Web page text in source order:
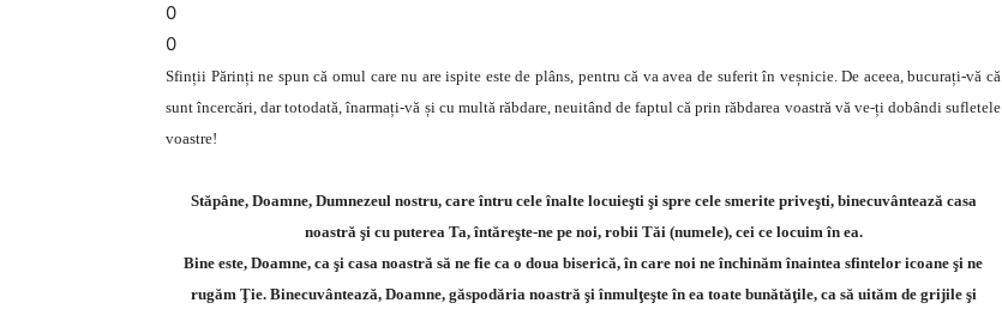
0
0
Sfinții Părinți ne spun că omul care nu are ispite este de plâns, pentru că va avea de suferit în veșnicie. De aceea, bucurați-vă că
sunt încercări, dar totodată, înarmați-vă și cu multă răbdare, neuitând de faptul că prin răbdarea voastră vă ve-ți dobândi sufletele
voastre!
Stăpâne, Doamne, Dumnezeul nostru, care întru cele înalte locuieşti şi spre cele smerite priveşti, binecuvântează casa
noastră şi cu puterea Ta, întăreşte-ne pe noi, robii Tăi (numele), cei ce locuim în ea.
Bine este, Doamne, ca şi casa noastră să ne fie ca o doua biserică, în care noi ne închinăm înaintea sfintelor icoane şi ne
rugăm Ţie. Binecuvântează, Doamne, găspodăria noastră şi înmulţeşte în ea toate bunătăţile, ca să uităm de grijile şi